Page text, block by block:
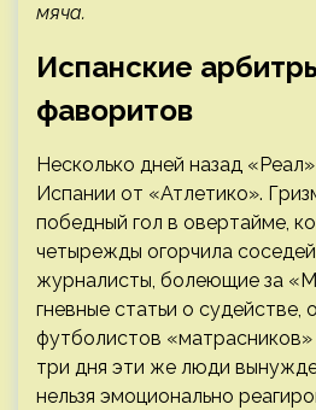
мяча.
Испанские
фаворитов
Несколько дней назад
Испании от «Атлетико».
победный гол в овертайме,
четырежды огорчила
журналисты, болеющие за
гневные статьи о судействе,
футболистов «матрасников»
три дня эти же люди
нельзя эмоционально